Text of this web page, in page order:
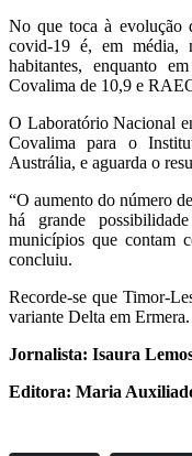
No que toca à evolução
covid-19 é, em média,
habitantes, enquanto
Covalima de 10,9 e
O Laboratório Nacional
Covalima para o
Austrália, e aguarda o
“O aumento do número
há grande
municípios que contam
concluiu.
Recorde-se que Timor-
variante Delta em Ermera.
Jornalista: Isaura
Editora: Maria